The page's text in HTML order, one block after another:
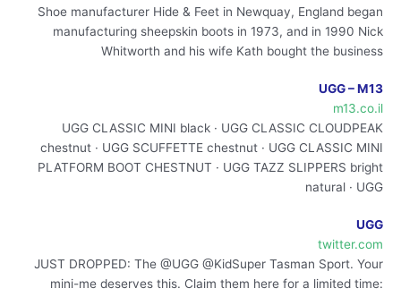
Shoe manufacturer Hide & Feet in Newquay, England began
manufacturing sheepskin boots in 1973, and in 1990 Nick
Whitworth and his wife Kath bought the business
UGG – M13
m13.co.il
UGG CLASSIC MINI black · UGG CLASSIC CLOUDPEAK
chestnut · UGG SCUFFETTE chestnut · UGG CLASSIC MINI
PLATFORM BOOT CHESTNUT · UGG TAZZ SLIPPERS bright
natural · UGG
UGG
twitter.com
JUST DROPPED: The @UGG @KidSuper Tasman Sport. Your
mini-me deserves this. Claim them here for a limited time: